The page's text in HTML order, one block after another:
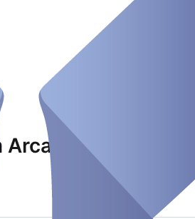
Studio